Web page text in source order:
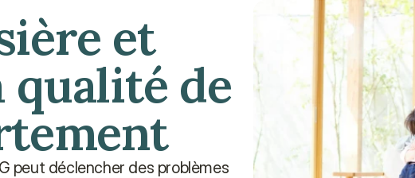
et
de
peut déclencher des problèmes